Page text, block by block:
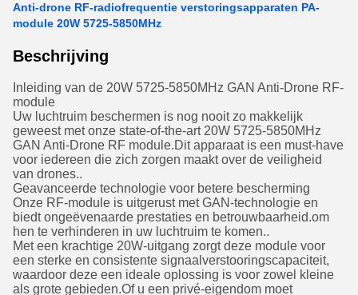
Anti-drone RF-radiofrequentie verstoringsapparaten PA-
module 20W 5725-5850MHz
Beschrijving
Inleiding van de 20W 5725-5850MHz GAN Anti-Drone RF-
module
Uw luchtruim beschermen is nog nooit zo makkelijk
geweest met onze state-of-the-art 20W 5725-5850MHz
GAN Anti-Drone RF module.Dit apparaat is een must-have
voor iedereen die zich zorgen maakt over de veiligheid
van drones..
Geavanceerde technologie voor betere bescherming
Onze RF-module is uitgerust met GAN-technologie en
biedt ongeëvenaarde prestaties en betrouwbaarheid.om
hen te verhinderen in uw luchtruim te komen..
Met een krachtige 20W-uitgang zorgt deze module voor
een sterke en consistente signaalverstooringscapaciteit,
waardoor deze een ideale oplossing is voor zowel kleine
als grote gebieden.Of u een privé-eigendom moet